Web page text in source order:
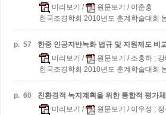
미리보기 / 원문보기 / 이춘홍
한국조경학회 2010년도 춘계학술대회
p. 57
한중 인공지반녹화 법규 및 지원제도 비
미리보기 / 원문보기 / 조홍하 ;
한국조경학회 2010년도 춘계학술대회
p. 60
친환경적 녹지계획을 위한 통합적 평가
미리보기 / 원문보기 / 이우성 ;